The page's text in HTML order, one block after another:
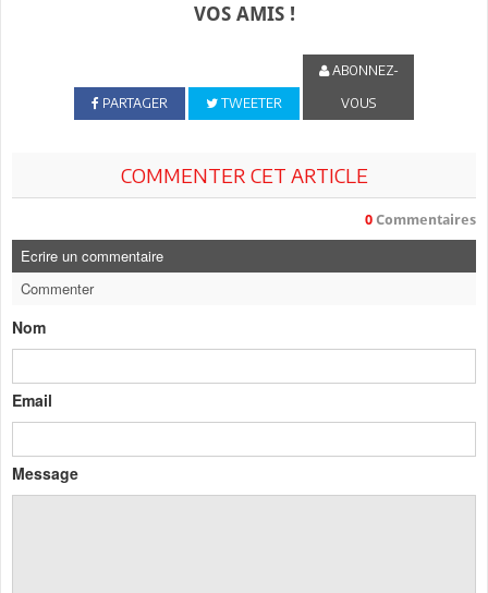
VOS AMIS !
PARTAGER TWEETER
ABONNEZ-
VOUS
COMMENTER CET ARTICLE
0 Commentaires
Ecrire un commentaire
Commenter
Nom
Email
Message